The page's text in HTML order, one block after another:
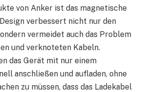
von Anker ist das magnetische
verbessert nicht nur den
vermeidet auch das Problem
und verknoteten Kabeln.
das Gerät mit nur einem
anschließen und aufladen, ohne
zu müssen, dass das Ladekabel